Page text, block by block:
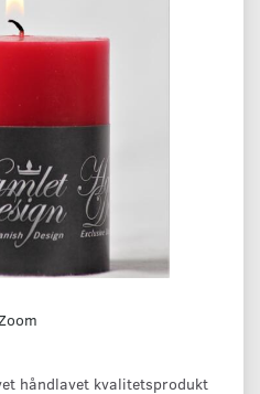
håndlavet kvalitetsprodukt